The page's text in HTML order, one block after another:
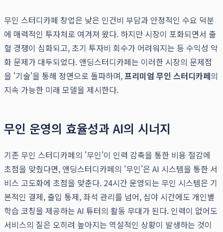
무인 스터디카페 창업은 낮은 인건비 부담과 안정적인 수요 덕분
에 매력적인 투자처로 여겨져 왔다. 하지만 시장이 포화되면서 출
혈 경쟁이 심화되고, 초기 투자비 회수가 어려워지는 등 수익성 악
화 문제가 대두되었다. 앤딩스터디카페는 이러한 시장의 문제점
을 '기술'을 통해 정면으로 돌파하며,프리미엄 무인 스터디카페의
지속 가능한 미래 모델을 제시한다.
무인 운영의 효율성과 AI의 시너지
기존 무인 스터디카페의 '무인'이 인력 감축을 통한 비용 절감에
초점을 맞췄다면, 앤딩스터디카페의 '무인'은 AI 시스템을 통한 서
비스 고도화에 초점을 맞춘다. 24시간 운영되는 무인 시스템은 기
본적인 결제, 출입 통제, 좌석 관리를 넘어, 심야 시간에도 개인별
학습 코칭을 제공하는 AI 튜터의 활동 무대가 된다. 인력이 없어도
서비스의 질은 오히려 높아지는 역설적인 상황이 발생하는 것이